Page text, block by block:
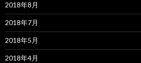
2018年8月
2018年7月
2018年5月
2018年4月